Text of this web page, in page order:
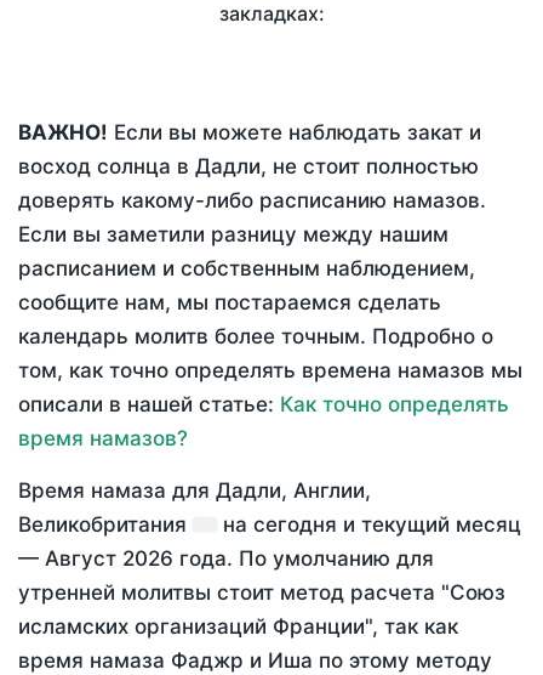
закладках:
ВАЖНО! Если вы можете наблюдать закат и
восход солнца в Дадли, не стоит полностью
доверять какому-либо расписанию намазов.
Если вы заметили разницу между нашим
расписанием и собственным наблюдением,
сообщите нам, мы постараемся сделать
календарь молитв более точным. Подробно о
том, как точно определять времена намазов мы
описали в нашей статье: Как точно определять
время намазов?
Время намаза для Дадли, Англии,
Великобритания
на сегодня и текущий месяц
— Август 2026 года. По умолчанию для
утренней молитвы стоит метод расчета "Союз
исламских организаций Франции", так как
время намаза Фаджр и Иша по этому методу